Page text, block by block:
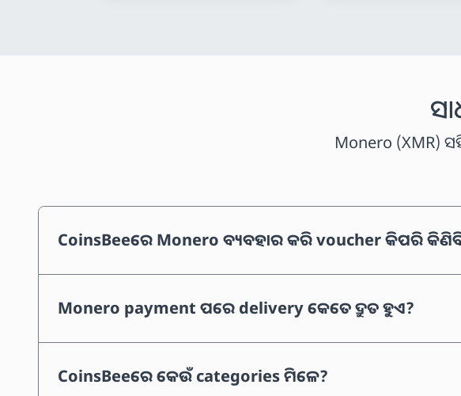
Monero (XMR)
CoinsBeeରେ Monero ବ୍ୟବହାର କରି voucher କିପରି
Monero payment ପରେ delivery କେତେ ଦ୍ରୁତ ହୁଏ?
CoinsBeeରେ କେଉଁ categories ମିଳେ?